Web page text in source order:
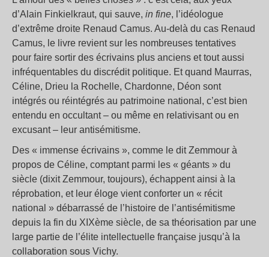
d’Alain Finkielkraut, qui sauve, in fine, l’idéologue
d’extrême droite Renaud Camus. Au-delà du cas Renaud
Camus, le livre revient sur les nombreuses tentatives
pour faire sortir des écrivains plus anciens et tout aussi
infréquentables du discrédit politique. Et quand Maurras,
Céline, Drieu la Rochelle, Chardonne, Déon sont
intégrés ou réintégrés au patrimoine national, c’est bien
entendu en occultant – ou même en relativisant ou en
excusant – leur antisémitisme.
Des « immense écrivains », comme le dit Zemmour à
propos de Céline, comptant parmi les « géants » du
siècle (dixit Zemmour, toujours), échappent ainsi à la
réprobation, et leur éloge vient conforter un « récit
national » débarrassé de l’histoire de l’antisémitisme
depuis la fin du XIXème siècle, de sa théorisation par une
large partie de l’élite intellectuelle française jusqu’à la
collaboration sous Vichy.